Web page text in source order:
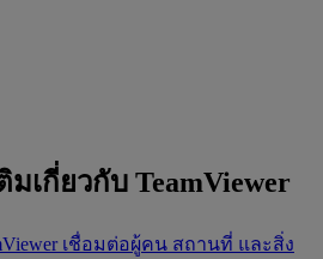
เกี่ยวกับ TeamViewer
เชื่อมต่อผู้คน สถานที่ และสิ่ง